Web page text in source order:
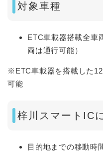
対象車種
ETC車載器搭載全車
両は通行可能）
※ETC車載器を搭載した
可能
梓川スマートIC
目的地までの移動時